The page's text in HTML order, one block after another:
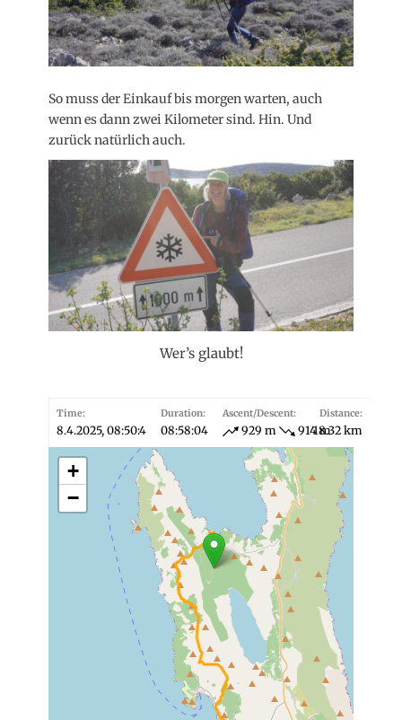
So muss der Einkauf bis morgen warten, auch
wenn es dann zwei Kilometer sind. Hin. Und
zurück natürlich auch.
Wer’s glaubt!
Time:
8.4.2025, 08:50:4
Duration:
08:58:04
Ascent/Descent:
929 m 914 m
Distance:
18.32 km
+
−